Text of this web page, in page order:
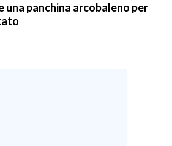
una panchina arcobaleno per